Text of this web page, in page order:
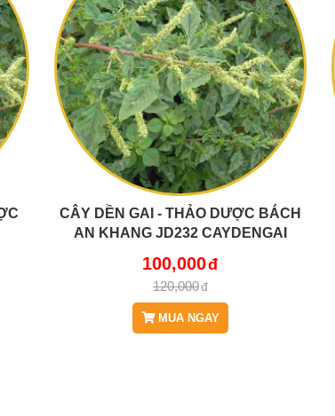
CÂY DỀN GAI - THẢO DƯỢC BÁCH
AN KHANG JD232 CAYDENGAI
100,000
120,000
MUA NGAY